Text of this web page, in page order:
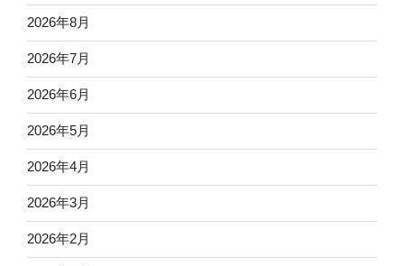
2026年8月
2026年7月
2026年6月
2026年5月
2026年4月
2026年3月
2026年2月